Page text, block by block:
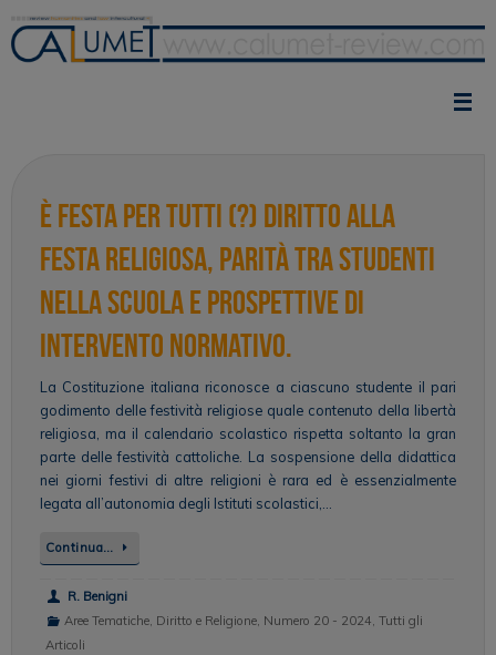
contenuto
È Festa per Tutti (?) Diritto alla
festa religiosa, parità tra studenti
nella scuola e prospettive di
intervento normativo.
La Costituzione italiana riconosce a ciascuno studente il pari
godimento delle festività religiose quale contenuto della libertà
religiosa, ma il calendario scolastico rispetta soltanto la gran
parte delle festività cattoliche. La sospensione della didattica
nei giorni festivi di altre religioni è rara ed è essenzialmente
legata all’autonomia degli Istituti scolastici,…
Continua…
R. Benigni
Aree Tematiche, Diritto e Religione, Numero 20 - 2024, Tutti gli
Articoli